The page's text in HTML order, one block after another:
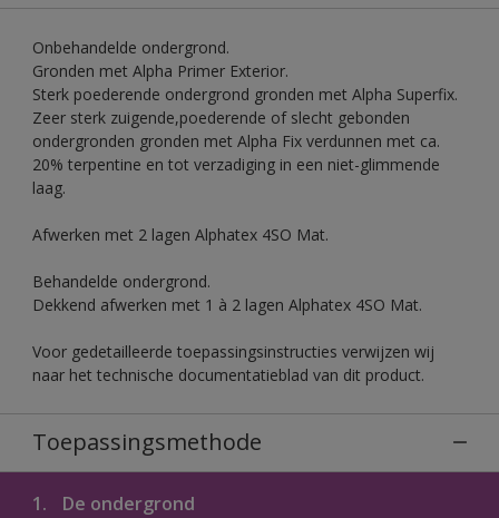
Onbehandelde ondergrond.
Gronden met Alpha Primer Exterior.
Sterk poederende ondergrond gronden met Alpha Superfix.
Zeer sterk zuigende,poederende of slecht gebonden
ondergronden gronden met Alpha Fix verdunnen met ca.
20% terpentine en tot verzadiging in een niet-glimmende
laag.
Afwerken met 2 lagen Alphatex 4SO Mat.
Behandelde ondergrond.
Dekkend afwerken met 1 à 2 lagen Alphatex 4SO Mat.
Voor gedetailleerde toepassingsinstructies verwijzen wij
naar het technische documentatieblad van dit product.
Toepassingsmethode
1. De ondergrond